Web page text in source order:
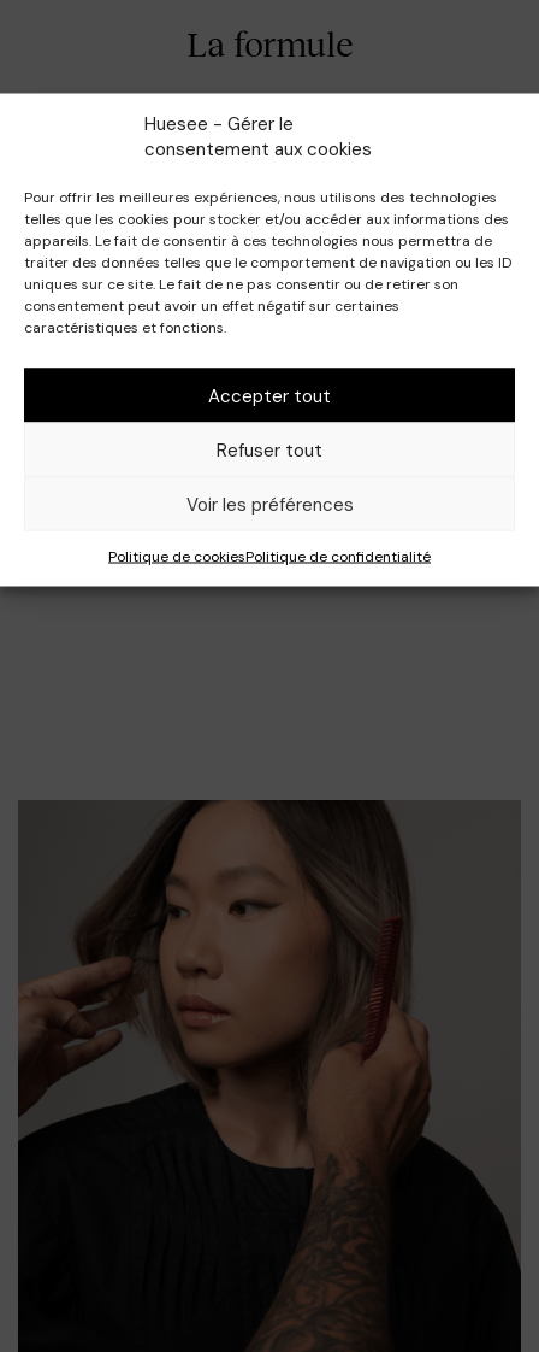
Huesee - Gérer le
consentement aux cookies
Pour offrir les meilleures expériences, nous utilisons des technologies
telles que les cookies pour stocker et/ou accéder aux informations des
appareils. Le fait de consentir à ces technologies nous permettra de
traiter des données telles que le comportement de navigation ou les ID
uniques sur ce site. Le fait de ne pas consentir ou de retirer son
consentement peut avoir un effet négatif sur certaines
caractéristiques et fonctions.
Accepter tout
Refuser tout
Voir les préférences
Politique de cookiesPolitique de confidentialité
La formule
HueSee4.12 (4Av)avec un développeur de
VOLpour créer une base profonde et
Mi-Longueur: Utilisez la teinte8.13 (8Ag)avec un
développeur de3.5 VOLpour adoucir les
longueurs avec des nuances subtiles de greige.
(10Ag)avec un développeur de3.5 VOLpour des
touches de lumière et de contraste sur les mèches,
accentuant l’effet chic et naturel.